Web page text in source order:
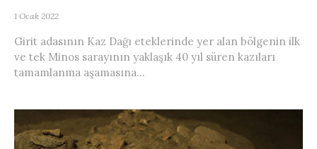
1 Ocak 2022
Girit adasının Kaz Dağı eteklerinde yer alan bölgenin ilk
ve tek Minos sarayının yaklaşık 40 yıl süren kazıları
tamamlanma aşamasına...